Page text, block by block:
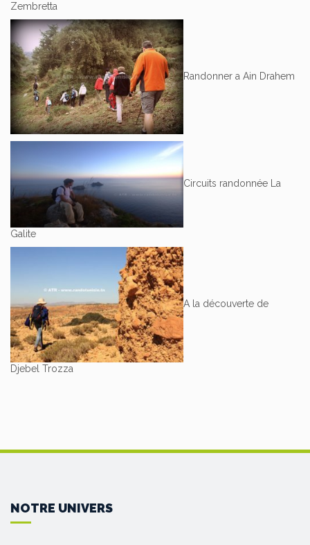
Zembretta
Randonner a Ain Drahem
Circuits randonnée La
Galite
A la découverte de
Djebel Trozza
NOTRE UNIVERS